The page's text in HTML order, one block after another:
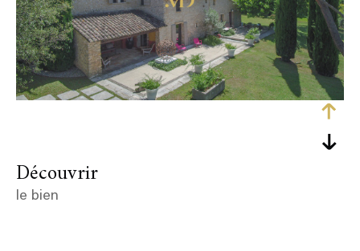
découvrir
le bien